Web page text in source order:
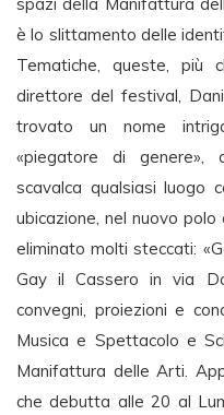
è lo slittamento delle
Tematiche, queste,
direttore del festival,
trovato un nome
«piegatore di genere»,
scavalca qualsiasi luogo
ubicazione, nel nuovo
eliminato molti steccati:
Gay il Cassero in via
convegni, proiezioni e
Musica e Spettacolo e
Manifattura delle Arti.
che debutta alle 20 al